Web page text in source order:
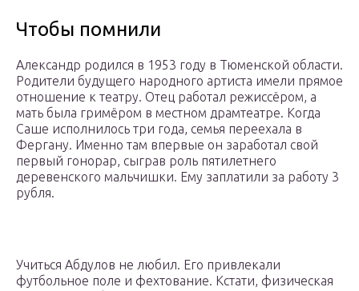
Чтобы помнили
Александр родился в 1953 году в Тюменской области.
Родители будущего народного артиста имели прямое
отношение к театру. Отец работал режиссёром, а
мать была гримёром в местном драмтеатре. Когда
Саше исполнилось три года, семья переехала в
Фергану. Именно там впервые он заработал свой
первый гонорар, сыграв роль пятилетнего
деревенского мальчишки. Ему заплатили за работу 3
рубля.
Учиться Абдулов не любил. Его привлекали
футбольное поле и фехтование. Кстати, физическая